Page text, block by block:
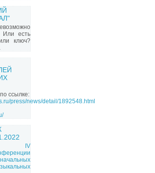
Или есть
ключ?
ссылке:
press/news/detail/1892548.html
IV